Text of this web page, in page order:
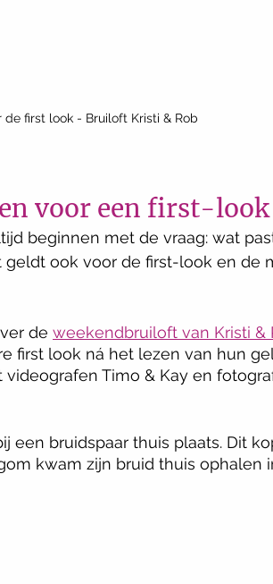
de first look - Bruiloft Kristi & Rob
voor een first-look
beginnen met de vraag: wat
geldt ook voor de first-look en de
de weekendbruiloft van Kristi &
first look ná het lezen van hun
Timo & Kay en
een bruidspaar thuis plaats. Dit
kwam zijn bruid thuis ophalen